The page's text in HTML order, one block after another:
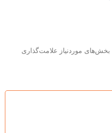
بخش‌های موردنیاز علامت‌گذاری